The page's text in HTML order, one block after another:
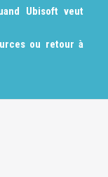
Ubisoft veut
ou retour à